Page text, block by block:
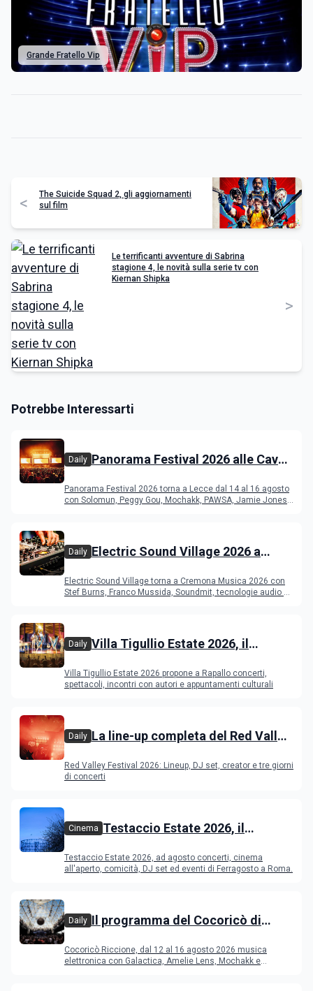
Grande Fratello Vip
<
The Suicide Squad 2, gli aggiornamenti
sul film
Le terrificanti avventure di Sabrina
stagione 4, le novità sulla serie tv con
Kiernan Shipka
>
Potrebbe Interessarti
Daily Panorama Festival 2026 alle Cave
programma
Panorama Festival 2026 torna a Lecce dal 14 al 16 agosto
con Solomun, Peggy Gou, Mochakk, PAWSA, Jamie Jones
Daily Electric Sound Village 2026 a
Young Band Contest, il programma
Electric Sound Village torna a Cremona Musica 2026 con
Stef Burns, Franco Mussida, Soundmit, tecnologie audio e
Daily Villa Tigullio Estate 2026, il
Villa Tigullio Estate 2026 propone a Rapallo concerti,
spettacoli, incontri con autori e appuntamenti culturali
Daily La line-up completa del Red Valley
Red Valley Festival 2026: Lineup, DJ set, creator e tre giorni
di concerti
Cinema Testaccio Estate 2026, il
Ferragosto
Testaccio Estate 2026, ad agosto concerti, cinema
all'aperto, comicità, DJ set ed eventi di Ferragosto a Roma.
Daily Il programma del Cocoricò di
Cocoricò Riccione, dal 12 al 16 agosto 2026 musica
elettronica con Galactica, Amelie Lens, Mochakk e